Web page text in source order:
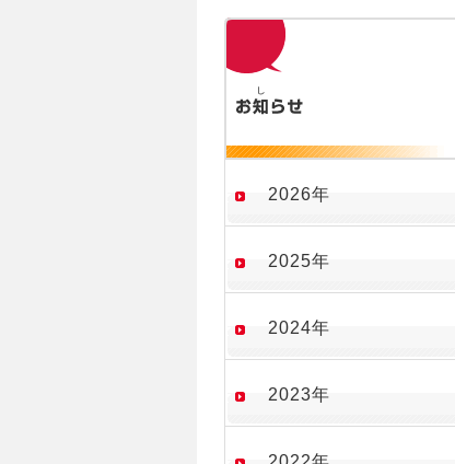
2026年
2025年
2024年
2023年